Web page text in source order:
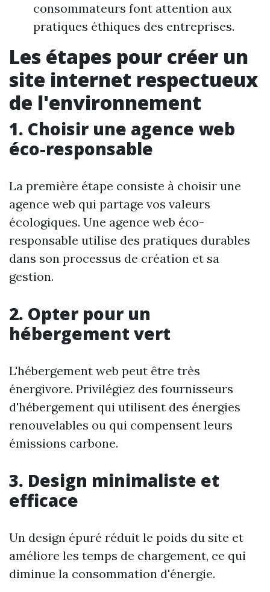
consommateurs font attention aux
pratiques éthiques des entreprises.
Les étapes pour créer un
site internet respectueux
de l'environnement
1. Choisir une agence web
éco-responsable
La première étape consiste à choisir une
agence web qui partage vos valeurs
écologiques. Une agence web éco-
responsable utilise des pratiques durables
dans son processus de création et sa
gestion.
2. Opter pour un
hébergement vert
L'hébergement web peut être très
énergivore. Privilégiez des fournisseurs
d'hébergement qui utilisent des énergies
renouvelables ou qui compensent leurs
émissions carbone.
3. Design minimaliste et
efficace
Un design épuré réduit le poids du site et
améliore les temps de chargement, ce qui
diminue la consommation d'énergie.